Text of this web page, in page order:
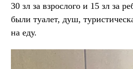
30 зл за взрослого и 15 зл за
были туалет, душ,
на еду.